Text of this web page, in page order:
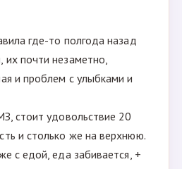
где-то полгода назад
их почти незаметно,
и проблем с улыбками и
стоит удовольствие 20
и столько же на верхнюю.
с едой, еда забивается, +